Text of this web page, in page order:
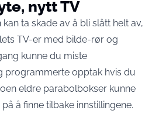
nytt TV
ta skade av å bli slått helt av,
TV-er med bilde-rør og
kunne du miste
programmerte opptak hvis du
eldre parabolbokser kunne
å finne tilbake innstillingene.